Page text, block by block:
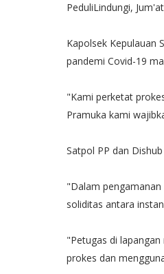
PeduliLindungi,
Kapolsek Kepulauan
pandemi Covid-19
"Kami perketat
Pramuka kami
Satpol PP dan
"Dalam
soliditas antara
"Petugas di
prokes dan